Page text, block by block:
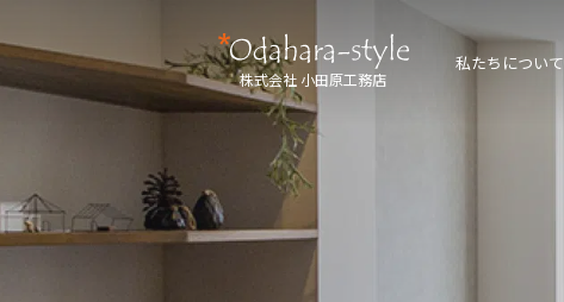
株式会社 小田原工務店
私たちについて